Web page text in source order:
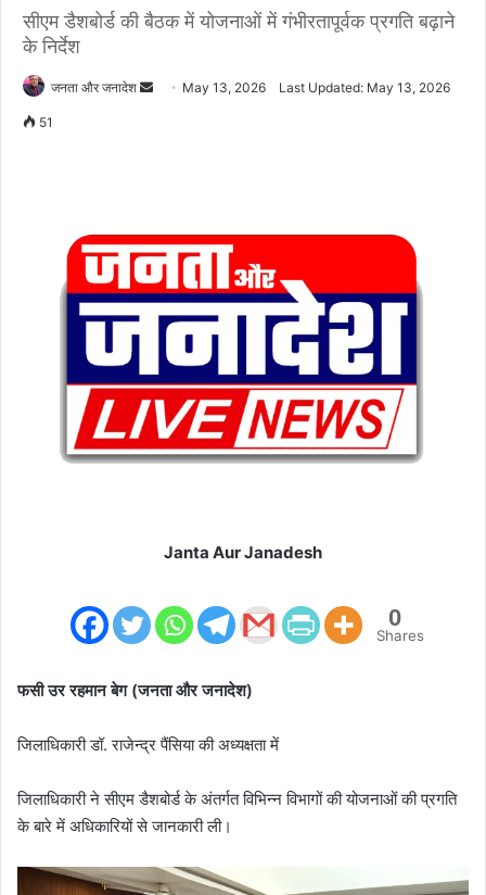
सीएम डैशबोर्ड की बैठक में योजनाओं में गंभीरतापूर्वक प्रगति बढ़ाने
के निर्देश
जनता और जनादेश
e
m
a
May 13, 2026 Last Updated: May 13, 2026
51
Janta Aur Janadesh
0
Shares
फसी उर रहमान बेग (जनता और जनादेश)
जिलाधिकारी डॉ. राजेन्द्र पैंसिया की अध्यक्षता में
जिलाधिकारी ने सीएम डैशबोर्ड के अंतर्गत विभिन्न विभागों की योजनाओं की प्रगति
के बारे में अधिकारियों से जानकारी ली।